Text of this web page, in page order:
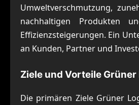
Umweltverschmutzung,
nachhaltigen Produkten
Effizienzsteigerungen. Ein
an Kunden, Partner und
Ziele und Vorteile
Die primären Ziele Grüner